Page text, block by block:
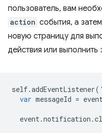
пользователь, вам
action события, а
новую страницу для
действия или
self.addEventListener(
var messageId =
event.notification .